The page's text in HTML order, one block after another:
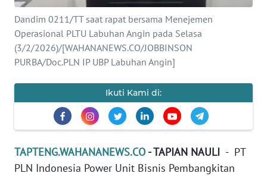
Dandim 0211/TT saat rapat bersama Menejemen
Operasional PLTU Labuhan Angin pada Selasa
(3/2/2026)/[WAHANANEWS.CO/JOBBINSON
PURBA/Doc.PLN IP UBP Labuhan Angin]
Ikuti Kami di:
TAPTENG.WAHANANEWS.CO - TAPIAN NAULI - PT
PLN Indonesia Power Unit Bisnis Pembangkitan
KAMI
INFO
IKLAN
TENTANG
SIBER